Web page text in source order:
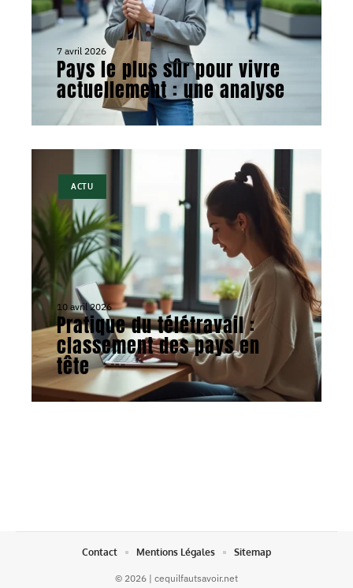
7 avril 2026
Pays le plus sûr pour vivre
actuellement : une analyse
ACTU
10 avril 2026
Pratique du télétravail :
classement des pays en
tête
© 2026 | cequilfautsavoir.net
Contact Mentions Légales Sitemap